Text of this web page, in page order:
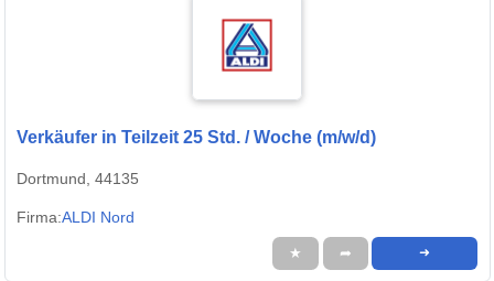
Verkäufer in Teilzeit 25 Std. / Woche (m/w/d)
Dortmund, 44135
Firma:ALDI Nord
★ ➦ ➜